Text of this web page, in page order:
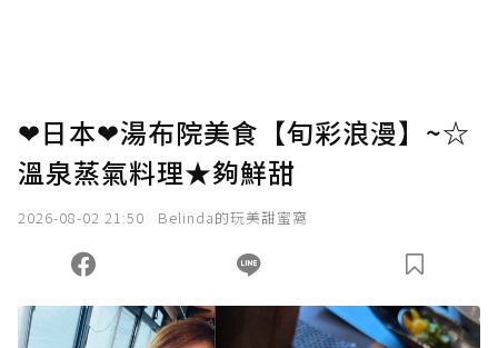
❤日本❤湯布院美食【旬彩浪漫】~☆
溫泉蒸氣料理★夠鮮甜
2026-08-02 21:50 Belinda的玩美甜蜜窩